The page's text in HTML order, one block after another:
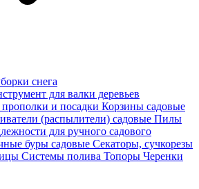
снега
для валки деревьев
и посадки Корзины садовые
(распылители) садовые Пилы
для ручного садового
буры садовые Секаторы, сучкорезы
Системы полива Топоры Черенки